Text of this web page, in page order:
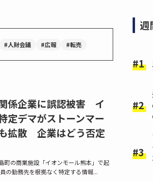
#人財会議 #広報 #転売
係企業に誤認被害 イ
定デマがストーンマー
拡散 企業はどう否定
町の商業施設「イオンモール熊本」で起
の勤務先を根拠なく特定する情報...
週